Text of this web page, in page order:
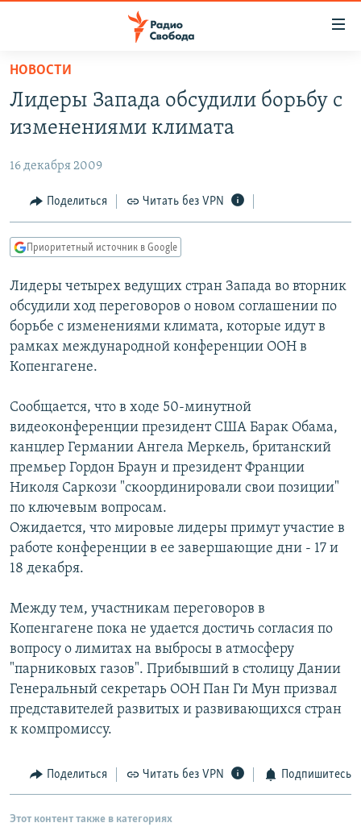
упрощенного
доступа
основному
Вернутся
главной
навигации
Вернутся
поиску
ПОДКАСТЫ
ЦИТАТЫ СВОБОДЫ
МНЕНИЯ
IDEL.РЕАЛИИ
КАВКАЗ.РЕАЛИИ
СЕВЕР.РЕАЛИИ
СИБИРЬ.РЕАЛИИ
РАСПИСАНИЕ ВЕЩАНИЯ
ПОДПИШИТЕСЬ НА РАССЫЛКУ
СОЦИАЛЬНЫЕ СЕТИ
Все сайты РСЕ/РС
НОВОСТИ
Лидеры Запада обсудили борьбу с
изменениями климата
16 декабря 2009
Поделиться Читать без VPN
Приоритетный источник в Google
Лидеры четырех ведущих стран Запада во вторник
обсудили ход переговоров о новом соглашении по
борьбе с изменениями климата, которые идут в
рамках международной конференции ООН в
Копенгагене.
Сообщается, что в ходе 50-минутной
видеоконференции президент США Барак Обама,
канцлер Германии Ангела Меркель, британский
премьер Гордон Браун и президент Франции
Николя Саркози "скоординировали свои позиции"
по ключевым вопросам.
Ожидается, что мировые лидеры примут участие в
работе конференции в ее завершающие дни - 17 и
18 декабря.
Между тем, участникам переговоров в
Копенгагене пока не удается достичь согласия по
вопросу о лимитах на выбросы в атмосферу
"парниковых газов". Прибывший в столицу Дании
Генеральный секретарь ООН Пан Ги Мун призвал
представителей развитых и развивающихся стран
к компромиссу.
Поделиться Читать без VPN Подпишитесь
Этот контент также в категориях